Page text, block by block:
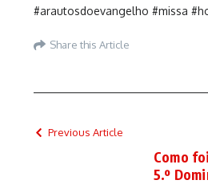
#arautosdoevangelho #missa
Share this Article
Previous Article
Como
5.º